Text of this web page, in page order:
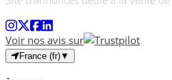
Voir nos avis sur
France (fr)▼